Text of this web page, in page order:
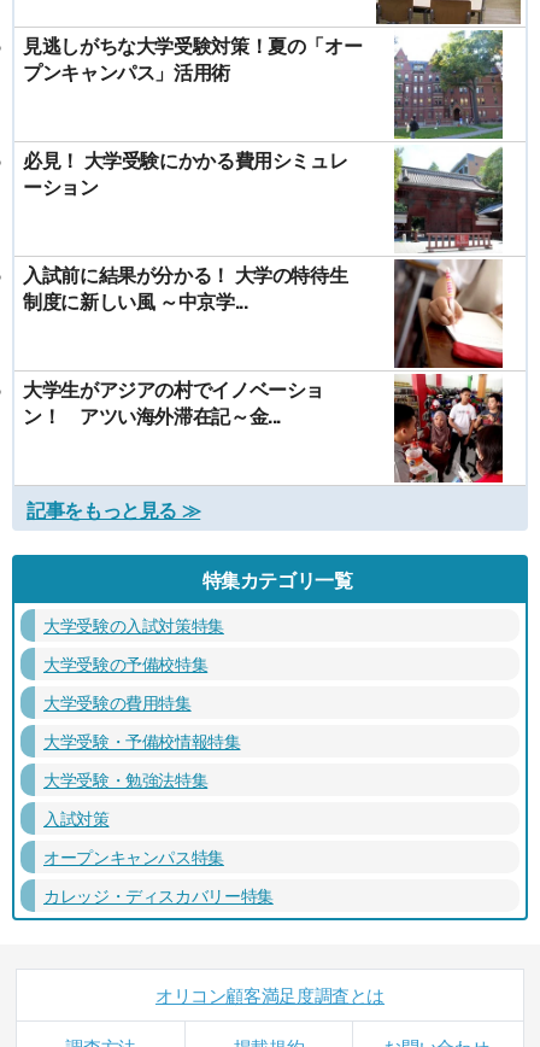
見逃しがちな大学受験対策！夏の「オー
プンキャンパス」活用術
必見！ 大学受験にかかる費用シミュレ
ーション
入試前に結果が分かる！ 大学の特待生
制度に新しい風 ～中京学...
大学生がアジアの村でイノベーショ
ン！ アツい海外滞在記～金...
記事をもっと見る ≫
特集カテゴリ一覧
大学受験の入試対策特集
大学受験の予備校特集
大学受験の費用特集
大学受験・予備校情報特集
大学受験・勉強法特集
入試対策
オープンキャンパス特集
カレッジ・ディスカバリー特集
オリコン顧客満足度調査とは